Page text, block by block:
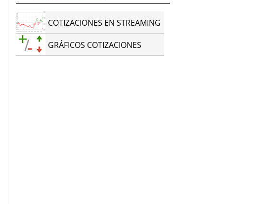
COTIZACIONES EN STREAMING
GRÁFICOS COTIZACIONES